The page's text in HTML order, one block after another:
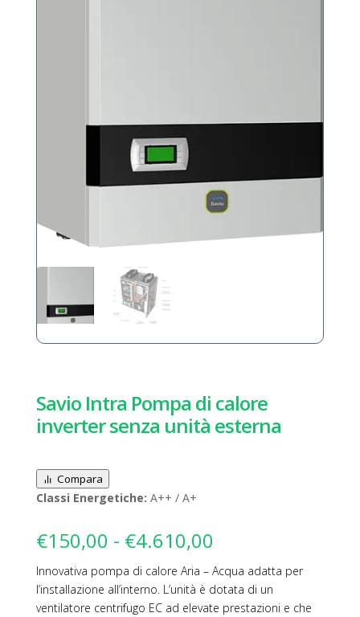
Savio Intra Pompa di calore
inverter senza unità esterna
Compara
Classi Energetiche: A++ / A+
€150,00 - €4.610,00
prezzo:
da
Innovativa pompa di calore Aria – Acqua adatta per
l’installazione all’interno. L’unità è dotata di un
ventilatore centrifugo EC ad elevate prestazioni e che